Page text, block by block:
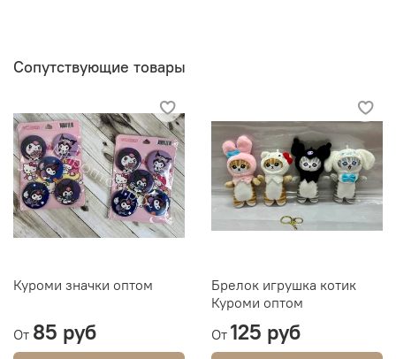
Сопутствующие товары
Куроми значки оптом
От 85 руб
Брелок игрушка котик
Куроми оптом
От 125 руб